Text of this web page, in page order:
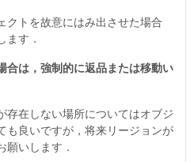
クトを故意にはみ出させた場合
ます．
合は，強制的に返品または移動い
存在しない場所についてはオブジ
も良いですが，将来リージョンが
願いします．